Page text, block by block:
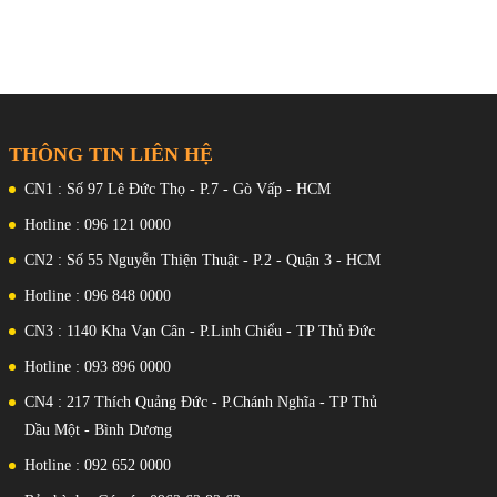
THÔNG TIN LIÊN HỆ
CN1 : Số 97 Lê Đức Thọ - P.7 - Gò Vấp - HCM
Hotline : 096 121 0000
CN2 : Số 55 Nguyễn Thiện Thuật - P.2 - Quận 3 - HCM
Hotline : 096 848 0000
CN3 : 1140 Kha Vạn Cân - P.Linh Chiểu - TP Thủ Đức
Hotline : 093 896 0000
CN4 : 217 Thích Quảng Đức - P.Chánh Nghĩa - TP Thủ
Dầu Một - Bình Dương
Hotline : 092 652 0000